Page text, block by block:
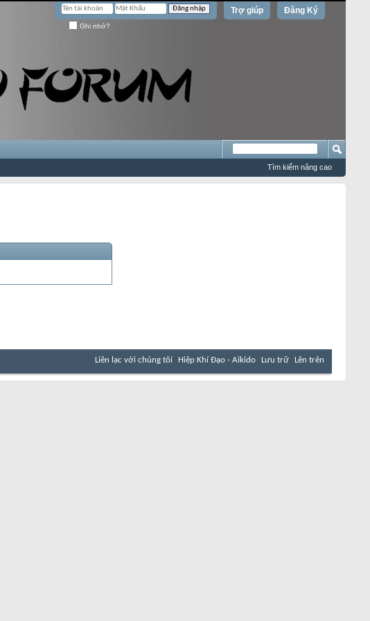
Đăng Ký
Trợ giúp
Ghi nhớ?
Tìm kiếm nâng cao
Liên lạc với chúng tôi Hiệp Khí Đạo - Aikido Lưu trữ Lên trên